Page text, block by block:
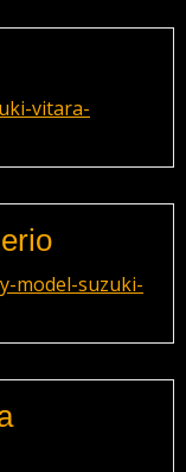
vitara-
model-suzuki-